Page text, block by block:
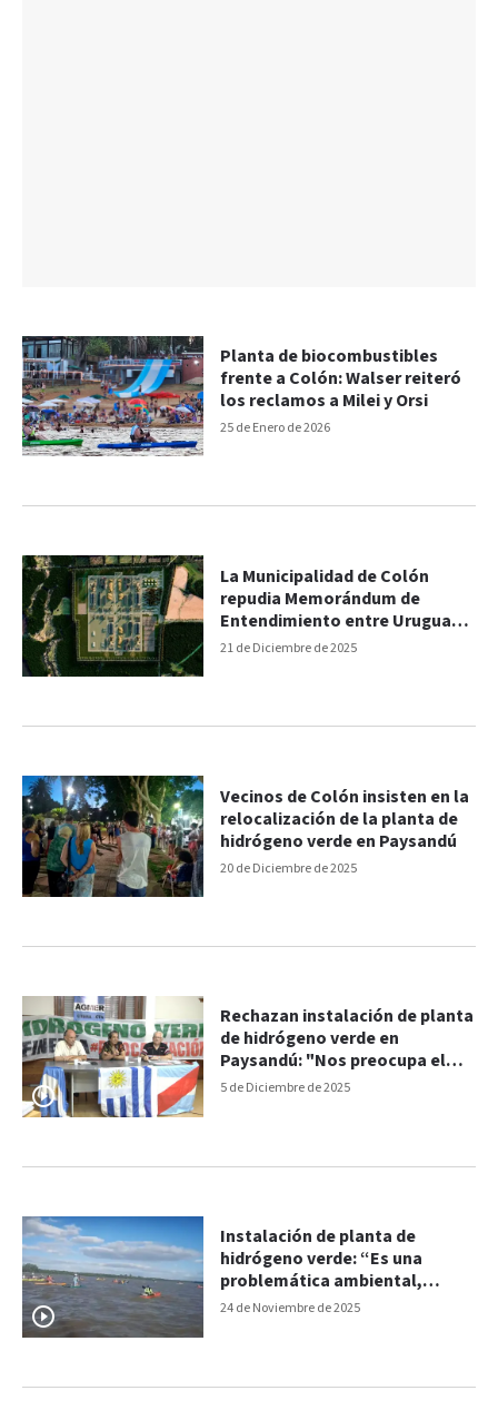
25 de Enero de 2026
Planta de biocombustibles
frente a Colón: Walser reiteró
los reclamos a Milei y Orsi
21 de Diciembre de 2025
La Municipalidad de Colón
repudia Memorándum de
Entendimiento entre Uruguay y
HIF Global
20 de Diciembre de 2025
Vecinos de Colón insisten en la
relocalización de la planta de
hidrógeno verde en Paysandú
5 de Diciembre de 2025
Rechazan instalación de planta
de hidrógeno verde en
Paysandú: "Nos preocupa el
impacto atmosférico y en la
24 de Noviembre de 2025
Instalación de planta de
hidrógeno verde: “Es una
problemática ambiental,
social, económica y sanitaria”,